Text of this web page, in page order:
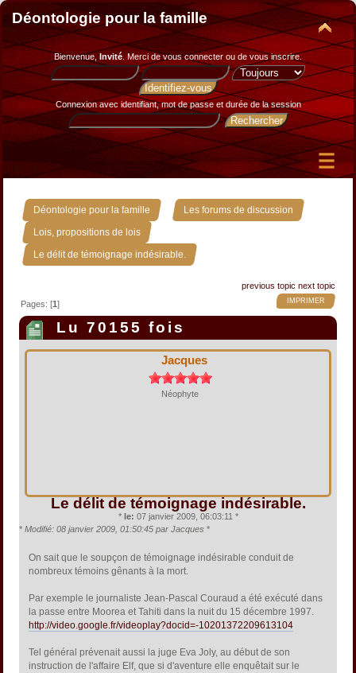
Déontologie pour la famille
Bienvenue, Invité. Merci devous connecter ou de vous inscrire.
Connexion avec identifiant, mot de passe et durée de la session
Déontologie pour la famille » Les forums de discussion »
Lois, propositions de lois »
Le délit de témoignage indésirable.
previous topic next topic
IMPRIMER
Pages: [1]
Lu 70155 fois
Jacques
Néophyte
Le délit de témoignage indésirable.
* le: 07 janvier 2009, 06:03:11 *
* Modifié: 08 janvier 2009, 01:50:45 par Jacques *
On sait que le soupçon de témoignage indésirable conduit de
nombreux témoins gênants à la mort.
Par exemple le journaliste Jean-Pascal Couraud a été exécuté dans
la passe entre Moorea et Tahiti dans la nuit du 15 décembre 1997.
http://video.google.fr/videoplay?docid=-10201372209613104
Tel général prévenait aussi la juge Eva Joly, au début de son
instruction de l'affaire Elf, que si d'aventure elle enquêtait sur le